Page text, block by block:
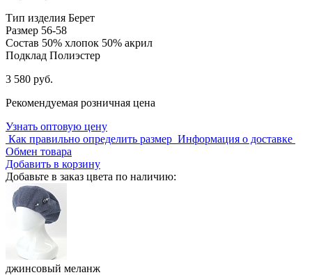
Тип изделия Берет
Размер 56-58
Состав 50% хлопок 50% акрил
Подклад Полиэстер
3 580 руб.
Рекомендуемая розничная цена
Узнать оптовую цену
Как правильно определить размер Информация о доставке
Обмен товара
Добавить в корзину
Добавьте в заказ цвета по наличию:
джинсовый меланж